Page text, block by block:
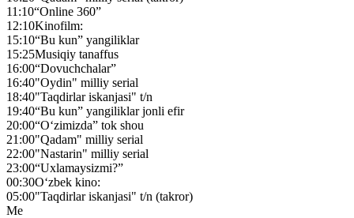
11:10“Online 360”
12:10Kinofilm:
15:10“Bu kun” yangiliklar
15:25Musiqiy tanaffus
16:00“Dovuchchalar”
16:40"Oydin" milliy serial
18:40"Taqdirlar iskanjasi" t/n
19:40“Bu kun” yangiliklar jonli efir
20:00“O‘zimizda” tok shou
21:00"Qadam" milliy serial
22:00"Nastarin" milliy serial
23:00“Uxlamaysizmi?”
00:30O‘zbek kino:
05:00"Taqdirlar iskanjasi" t/n (takror)
Me